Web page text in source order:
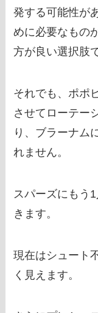
発する可能性が
めに必要なもの
方が良い選択肢
それでも、ポポ
させてローテー
り、ブラーナム
れません。
スパーズにもう
きます。
現在はシュート
く見えます。